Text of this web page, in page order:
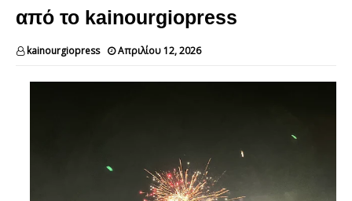
από το kainourgiopress
kainourgiopress Απριλίου 12, 2026